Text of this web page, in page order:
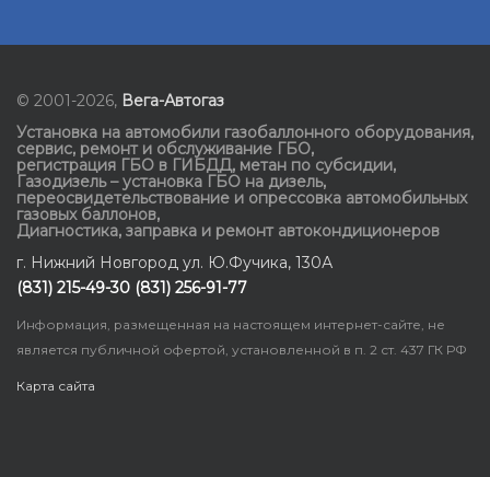
© 2001-2026, Вега-Автогаз
Установка на автомобили газобаллонного оборудования,
сервис, ремонт и обслуживание ГБО,
регистрация ГБО в ГИБДД, метан по субсидии,
Газодизель – установка ГБО на дизель,
переосвидетельствование и опрессовка автомобильных
газовых баллонов,
Диагностика, заправка и ремонт автокондиционеров
г. Нижний Новгород ул. Ю.Фучика, 130А
(831) 215-49-30 (831) 256-91-77
Информация, размещенная на настоящем интернет-сайте, не
является публичной офертой, установленной в п. 2 ст. 437 ГК РФ
Карта сайта